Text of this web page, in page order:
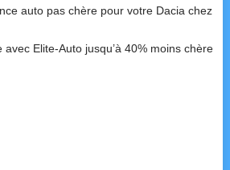
auto pas chère pour votre Dacia chez
Elite-Auto jusqu’à 40% moins chère